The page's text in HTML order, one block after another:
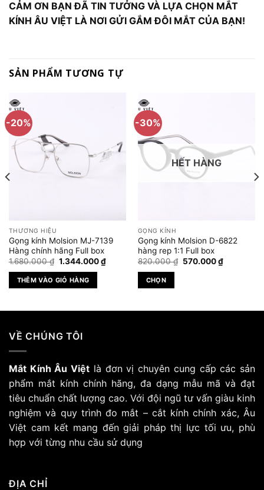
CẢM ƠN BẠN ĐÃ TIN TƯỞNG VÀ LỰA CHỌN MẮT
KÍNH ÂU VIỆT LÀ NƠI GỬI GẮM ĐÔI MẮT CỦA BẠN!
SẢN PHẨM TƯƠNG TỰ
-20%
THƯƠNG HIỆU
Gọng kính Molsion MJ-7139
Hàng chính hãng Full box
1.680.000₫ Giá
là:
1.680.000 ₫.
1.344.000₫Giá
hiện
1.344.000 ₫.
THÊM VÀO GIỎ HÀNG
-30%
HẾT HÀNG
GỌNG KÍNH
Gọng kính Molsion D-6822
hàng rep 1:1 Full box
820.000₫ Giá
570.000₫Giá
hiện
CHỌN
thể.
Các
tùy
chọn
có
thể
được
₫.
VỀ CHÚNG TÔI
Mắt Kính Âu Việt là đơn vị chuyên cung cấp các sản
phẩm mắt kính chính hãng, đa dạng mẫu mã và đạt
tiêu chuẩn chất lượng cao. Với đội ngũ tư vấn giàu kinh
nghiệm và quy trình đo mắt – cắt kính chính xác, Âu
Việt cam kết mang đến giải pháp thị lực tối ưu, phù
hợp với từng nhu cầu sử dụng
ĐỊA CHỈ